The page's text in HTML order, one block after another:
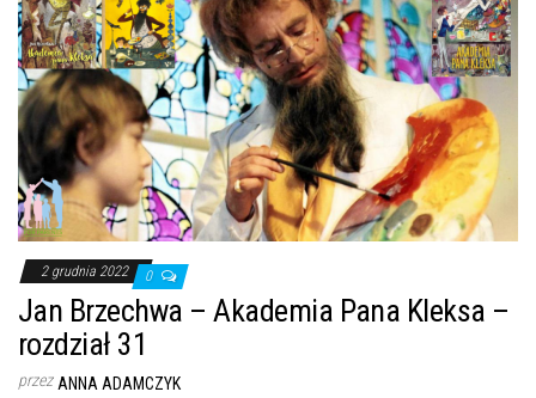
2 grudnia 2022 0
Jan Brzechwa – Akademia Pana Kleksa –
rozdział 31
przez ANNA ADAMCZYK